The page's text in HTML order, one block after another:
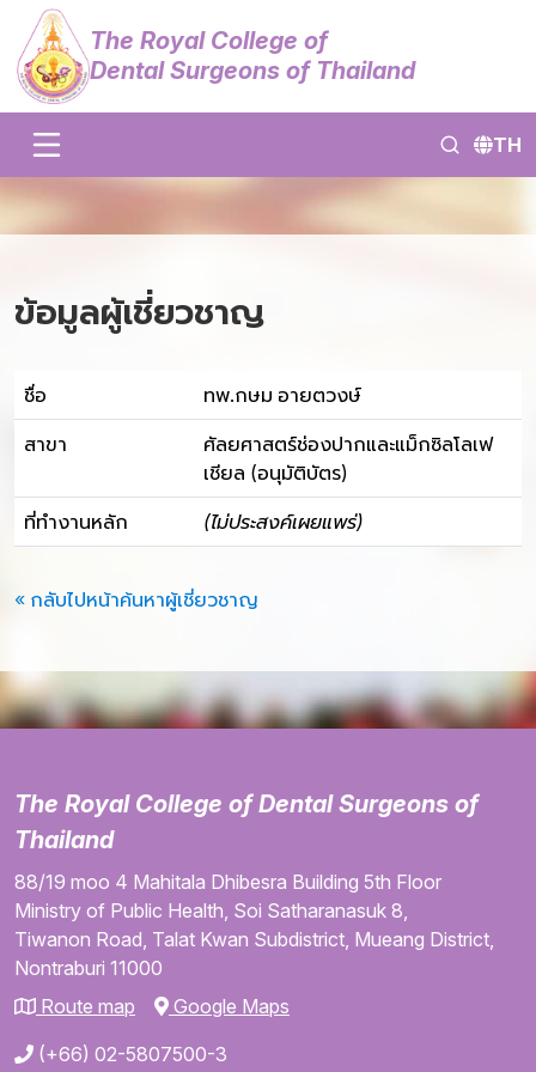
The Royal College of
Dental Surgeons of Thailand
TH
ข้อมูลผู้เชี่ยวชาญ
ชื่อ ทพ.กษม อายตวงษ์
สาขา
ศัลยศาสตร์ช่องปากและแม็กซิลโลเฟ
เชียล (อนุมัติบัตร)
ที่ทำงานหลัก (ไม่ประสงค์เผยแพร่)
« กลับไปหน้าค้นหาผู้เชี่ยวชาญ
The Royal College of Dental Surgeons of
Thailand
88/19 moo 4 Mahitala Dhibesra Building 5th Floor
Ministry of Public Health, Soi Satharanasuk 8,
Tiwanon Road, Talat Kwan Subdistrict, Mueang District,
Nontraburi 11000
Route map
Google Maps
(+66) 02-5807500-3